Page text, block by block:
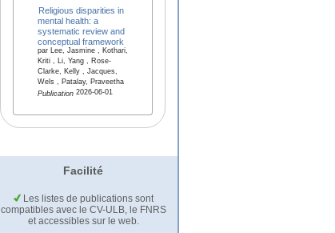
Religious disparities in
mental health: a
systematic review and
conceptual framework
par Lee, Jasmine , Kothari,
Kriti , Li, Yang , Rose-
Clarke, Kelly , Jacques,
Wels , Patalay, Praveetha
Publication2026-06-01
Facilité
Les listes de publications sont
compatibles avec le CV-ULB, le FNRS
et accessibles sur le web.